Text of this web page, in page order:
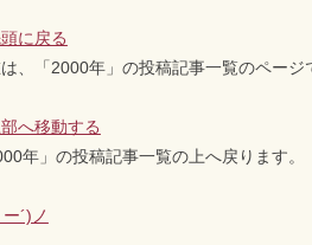
に戻る
、「2000年」の投稿記事一覧のページ
部へ移動する
年」の投稿記事一覧の上へ戻ります。
´)ノ